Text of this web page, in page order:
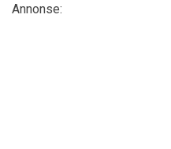
Annonse: